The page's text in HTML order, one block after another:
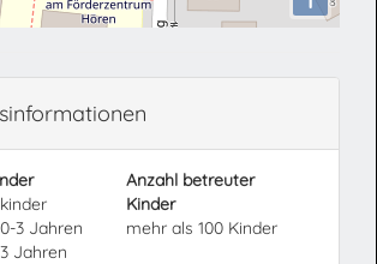
3 Jahren
Jahren
Anzahl betreuter
Kinder
mehr als 100 Kinder